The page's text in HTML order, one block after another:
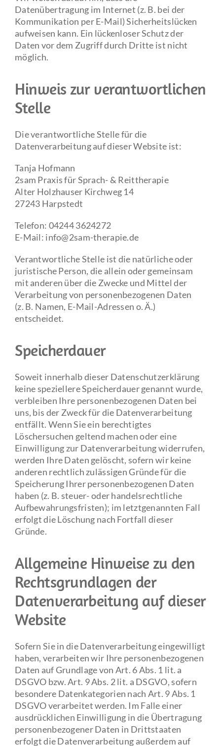
Datenübertragung im Internet (z. B. bei der
Kommunikation per E-Mail) Sicherheitslücken
aufweisen kann. Ein lückenloser Schutz der
Daten vor dem Zugriff durch Dritte ist nicht
möglich.
Hinweis zur verantwortlichen
Stelle
Die verantwortliche Stelle für die
Datenverarbeitung auf dieser Website ist:
Tanja Hofmann
2sam Praxis für Sprach- & Reittherapie
Alter Holzhauser Kirchweg 14
27243 Harpstedt
Telefon: 04244 3624272
E-Mail: info@2sam-therapie.de
Verantwortliche Stelle ist die natürliche oder
juristische Person, die allein oder gemeinsam
mit anderen über die Zwecke und Mittel der
Verarbeitung von personenbezogenen Daten
(z. B. Namen, E-Mail-Adressen o. Ä.)
entscheidet.
Speicherdauer
Soweit innerhalb dieser Datenschutzerklärung
keine speziellere Speicherdauer genannt wurde,
verbleiben Ihre personenbezogenen Daten bei
uns, bis der Zweck für die Datenverarbeitung
entfällt. Wenn Sie ein berechtigtes
Löschersuchen geltend machen oder eine
Einwilligung zur Datenverarbeitung widerrufen,
werden Ihre Daten gelöscht, sofern wir keine
anderen rechtlich zulässigen Gründe für die
Speicherung Ihrer personenbezogenen Daten
haben (z. B. steuer- oder handelsrechtliche
Aufbewahrungsfristen); im letztgenannten Fall
erfolgt die Löschung nach Fortfall dieser
Gründe.
Allgemeine Hinweise zu den
Rechtsgrundlagen der
Datenverarbeitung auf dieser
Website
Sofern Sie in die Datenverarbeitung eingewilligt
haben, verarbeiten wir Ihre personenbezogenen
Daten auf Grundlage von Art. 6 Abs. 1 lit. a
DSGVO bzw. Art. 9 Abs. 2 lit. a DSGVO, sofern
besondere Datenkategorien nach Art. 9 Abs. 1
DSGVO verarbeitet werden. Im Falle einer
ausdrücklichen Einwilligung in die Übertragung
personenbezogener Daten in Drittstaaten
erfolgt die Datenverarbeitung außerdem auf